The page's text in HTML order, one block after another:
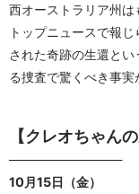
西オーストラリア州
トップニュースで報
された奇跡の生還と
る捜査で驚くべき事実
【クレオちゃん
—————————
10月15日（金）